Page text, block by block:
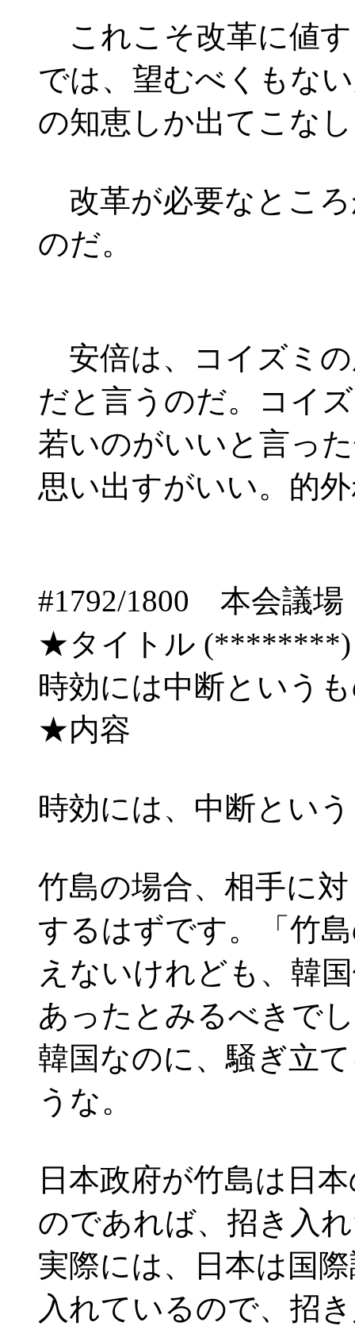
これこそ改革に値
では、望むべくもな
の知恵しか出てこな
改革が必要なところ
のだ。
安倍は、コイズミの
だと言うのだ。コイ
若いのがいいと言っ
思い出すがいい。的
#1792/1800 本会
★タイトル (********)
時効には中断という
★内容
時効には、中断とい
竹島の場合、相手に
するはずです。「竹
えないけれども、韓
あったとみるべきで
韓国なのに、騒ぎ立
うな。
日本政府が竹島は日
のであれば、招き入
実際には、日本は国
入れているので、招